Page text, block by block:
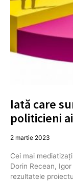
Iată care
politicieni
2 martie 2023
Cei mai
Dorin Recean,
rezultatele